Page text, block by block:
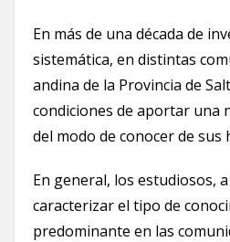
En más de una década de
sistemática, en distintas
andina de la Provincia de
condiciones de aportar una
del modo de conocer de sus
En general, los estudiosos,
caracterizar el tipo de
predominante en las